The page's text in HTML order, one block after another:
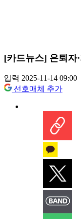
[카드뉴스] 은퇴자
입력 2025-11-14 09:00
선호매체 추가